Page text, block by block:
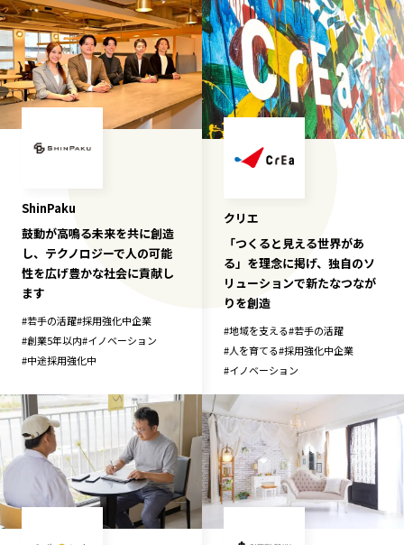
ShinPaku
鼓動が高鳴る未来を共に創造
し、テクノロジーで人の可能
性を広げ豊かな社会に貢献し
ます
#若手の活躍#採用強化中企業
#創業5年以内#イノベーション
#中途採用強化中
クリエ
「つくると見える世界があ
る」を理念に掲げ、独自のソ
リューションで新たなつなが
りを創造
#地域を支える#若手の活躍
#人を育てる#採用強化中企業
#イノベーション